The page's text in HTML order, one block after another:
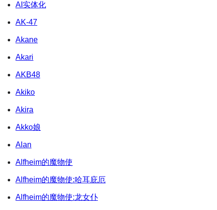
AI实体化
AK-47
Akane
Akari
AKB48
Akiko
Akira
Akko娘
Alan
Alfheim的魔物使
Alfheim的魔物使:哈耳庇厄
Alfheim的魔物使:龙女仆